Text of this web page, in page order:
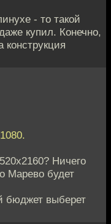
- то такой
купил. Конечно,
конструкция
Ничего
Марево будет
бюджет выберет